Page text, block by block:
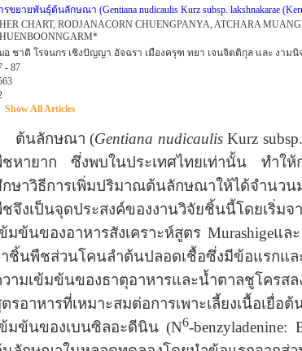
รขยายพันธุ์ต้นลักษณา (Gentiana nudicaulis Kurz subsp. lakshnakarae
CHART, RODJANACORN CHUENGPANYA, ATCHARA
อ ชาติ โรจนกร เชิงปัญญา อัจฉรา เมืองครุฑ ทยา เจนจิตติกุล และ งาม
- 87
Show All Articles
ต้นลักษณา(Gentiana nudicaulisKurz subsp.
หายาก ซึ่งพบในประเทศไทยเท่านั้น ทำให้
ษาวิธีการเพิ่มปริมาณต้นลักษณาให้ได้จำนวนม
จึงเป็นจุดประสงค์ของงานวิจัยชิ้นนี้โดยเริ่ม
มข้นของอาหารสังเคราะห์สูตร Murashigeและ
ชิ้นพืชส่วนโคนลำต้นปลอดเชื้อซึ่งมีข้อแรกแล
ามเข้มข้นของธาตุอาหารและน้ำตาลชูโครสล
รอาหารที่เหมาะสมต่อการเพาะเลี้ยงเนื้อเยื่
ข้มข้นของเบนซิลอะดีนิน(N6-benzyladenine: